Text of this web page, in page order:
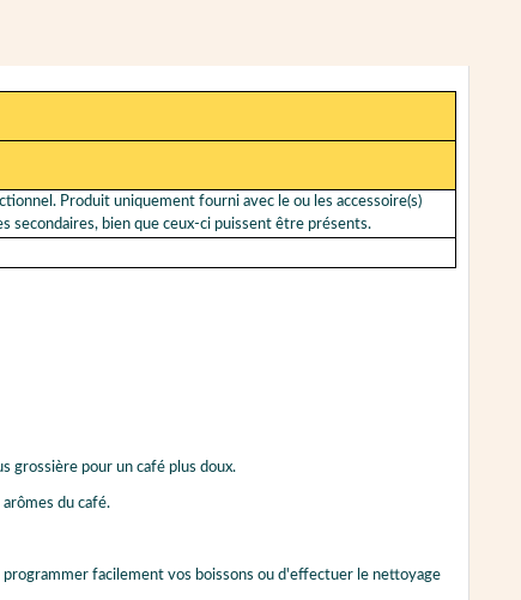
Produit uniquement fourni avec le ou les accessoire(s)
secondaires, bien que ceux-ci puissent être présents.
grossière pour un café plus doux.
du café.
facilement vos boissons ou d'effectuer le nettoyage